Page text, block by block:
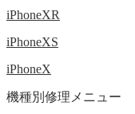
iPhoneXR
iPhoneXS
iPhoneX
機種別修理メニュー